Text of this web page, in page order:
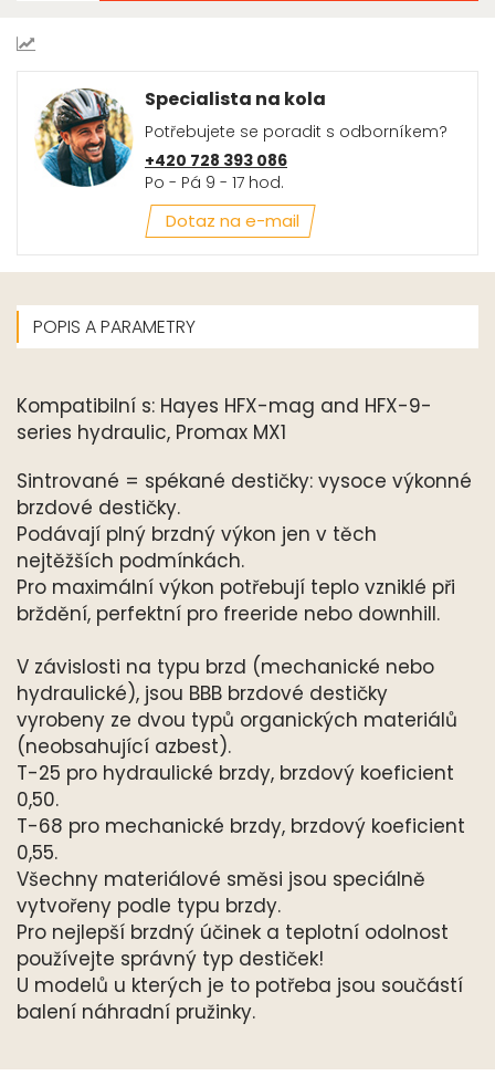
Specialista na kola
Potřebujete se poradit s odborníkem?
+420 728 393 086
Po - Pá 9 - 17 hod.
Dotaz na e-mail
POPIS A PARAMETRY
Kompatibilní s: Hayes HFX-mag and HFX-9-
series hydraulic, Promax MX1
Sintrované = spékané destičky: vysoce výkonné
brzdové destičky.
Podávají plný brzdný výkon jen v těch
nejtěžších podmínkách.
Pro maximální výkon potřebují teplo vzniklé při
brždění, perfektní pro freeride nebo downhill.
V závislosti na typu brzd (mechanické nebo
hydraulické), jsou BBB brzdové destičky
vyrobeny ze dvou typů organických materiálů
(neobsahující azbest).
T-25 pro hydraulické brzdy, brzdový koeficient
0,50.
T-68 pro mechanické brzdy, brzdový koeficient
0,55.
Všechny materiálové směsi jsou speciálně
vytvořeny podle typu brzdy.
Pro nejlepší brzdný účinek a teplotní odolnost
používejte správný typ destiček!
U modelů u kterých je to potřeba jsou součástí
balení náhradní pružinky.